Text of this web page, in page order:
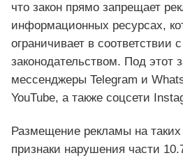
что закон прямо запрещает
информационных ресурсах,
ограничивает в соответствии
законодательством. Под этот
мессенджеры Telegram и
YouTube, а также соцсети
Размещение рекламы на
признаки нарушения части